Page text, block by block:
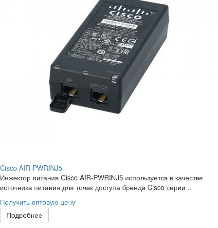
Cisco AIR-PWRINJ5
Инжектор питания Cisco AIR-PWRINJ5 используется в качестве
источника питания для точек доступа бренда Cisco серии ..
Получить оптовую цену
Подробнее